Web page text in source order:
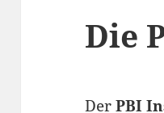
Die
DerPBI